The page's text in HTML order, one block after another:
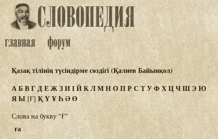
Қазақ тілінің түсіндірме сөздігі (Қалиев Байынқол)
АБВГДЕЖЗИІЙКЛМНОПР СТУФХЦЧШЭЮ
ЯЫ [Ғ] ҚҮҰҺӘӨ
Слова на букву "Ғ"
ға